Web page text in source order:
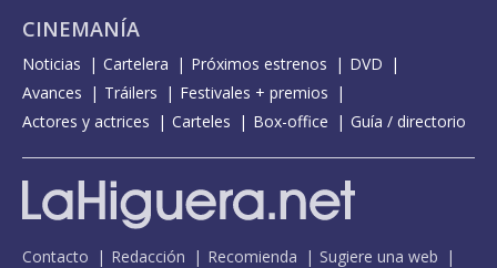
CINEMANÍA
Noticias Cartelera Próximos estrenos
DVD
Avances
Tráilers
Festivales + premios
Actores y actrices
Carteles Box-office Guía / directorio
Contacto Redacción Recomienda
Sugiere una web